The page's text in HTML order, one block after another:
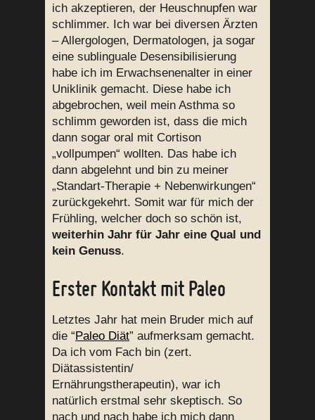
ich akzeptieren, der Heuschnupfen war
schlimmer. Ich war bei diversen Ärzten
– Allergologen, Dermatologen, ja sogar
eine sublinguale Desensibilisierung
habe ich im Erwachsenenalter in einer
Uniklinik gemacht. Diese habe ich
abgebrochen, weil mein Asthma so
schlimm geworden ist, dass die mich
dann sogar oral mit Cortison
„vollpumpen“ wollten. Das habe ich
dann abgelehnt und bin zu meiner
„Standart-Therapie + Nebenwirkungen“
zurückgekehrt. Somit war für mich der
Frühling, welcher doch so schön ist,
weiterhin Jahr für Jahr eine Qual und
kein Genuss.
Erster Kontakt mit Paleo
Letztes Jahr hat mein Bruder mich auf
die “ Paleo Diät” aufmerksam gemacht.
Da ich vom Fach bin (zert.
Diätassistentin/
Ernährungstherapeutin), war ich
natürlich erstmal sehr skeptisch. So
nach und nach habe ich mich dann